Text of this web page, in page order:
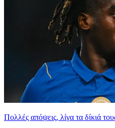
Πολλές απόψεις, λίγα τα δίκιά